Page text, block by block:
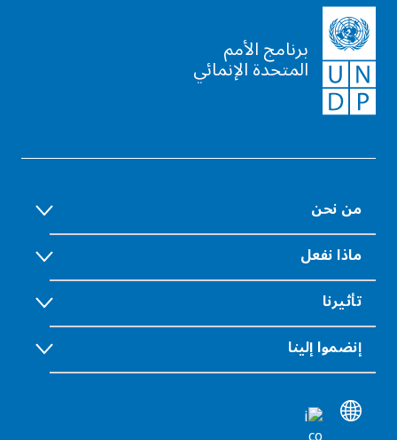
برنامج الأمم
المتحدة الإنمائي
من نحن
ماذا نفعل
تأثيرنا
إنضموا إلينا